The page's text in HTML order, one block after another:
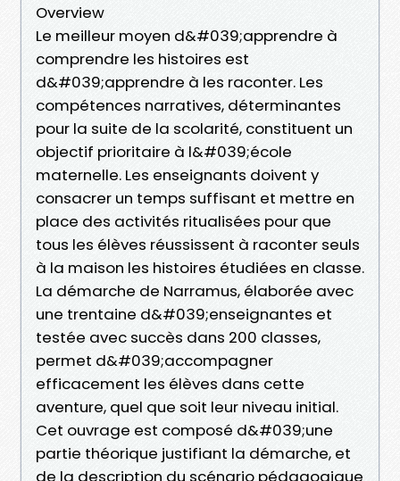
Overview
Le meilleur moyen d&#039;apprendre à
comprendre les histoires est
d&#039;apprendre à les raconter. Les
compétences narratives, déterminantes
pour la suite de la scolarité, constituent un
objectif prioritaire à l&#039;école
maternelle. Les enseignants doivent y
consacrer un temps suffisant et mettre en
place des activités ritualisées pour que
tous les élèves réussissent à raconter seuls
à la maison les histoires étudiées en classe.
La démarche de Narramus, élaborée avec
une trentaine d&#039;enseignantes et
testée avec succès dans 200 classes,
permet d&#039;accompagner
efficacement les élèves dans cette
aventure, quel que soit leur niveau initial.
Cet ouvrage est composé d&#039;une
partie théorique justifiant la démarche, et
de la description du scénario pédagogique